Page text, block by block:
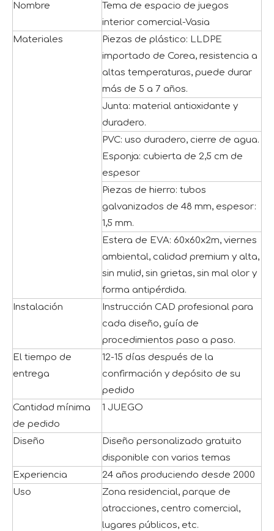
Nombre
Tema de espacio de juegos
interior comercial-Vasia
Materiales
Piezas de plástico: LLDPE
importado de Corea, resistencia a
altas temperaturas, puede durar
más de 5 a 7 años.
Junta: material antioxidante y
duradero.
PVC: uso duradero, cierre de agua.
Esponja: cubierta de 2,5 cm de
espesor
Piezas de hierro: tubos
galvanizados de 48 mm, espesor:
1,5 mm.
Estera de EVA: 60x60x2m, viernes
ambiental, calidad premium y alta,
sin mulid, sin grietas, sin mal olor y
forma antipérdida.
Instalación
Instrucción CAD profesional para
cada diseño, guía de
procedimientos paso a paso.
El tiempo de
entrega
12-15 días después de la
confirmación y depósito de su
pedido
Cantidad mínima
de pedido
1 JUEGO
Diseño
Diseño personalizado gratuito
disponible con varios temas
Experiencia
24 años produciendo desde 2000
Uso
Zona residencial, parque de
atracciones, centro comercial,
lugares públicos, etc.